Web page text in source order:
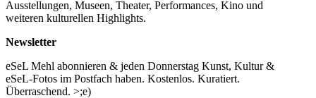
Ausstellungen, Museen, Theater, Performances, Kino und
weiteren kulturellen Highlights.
Newsletter
eSeL Mehl abonnieren & jeden Donnerstag Kunst, Kultur &
eSeL-Fotos im Postfach haben. Kostenlos. Kuratiert.
Überraschend. >;e)